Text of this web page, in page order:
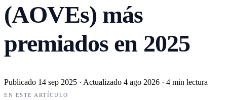
(AOVEs) más
premiados en 2025
Publicado 14 sep 2025 · Actualizado 4 ago 2026 · 4 min lectura
EN ESTE ARTÍCULO